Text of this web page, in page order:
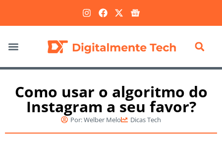
Como usar o algoritmo do
Instagram a seu favor?
Por:Welber Melo Dicas Tech